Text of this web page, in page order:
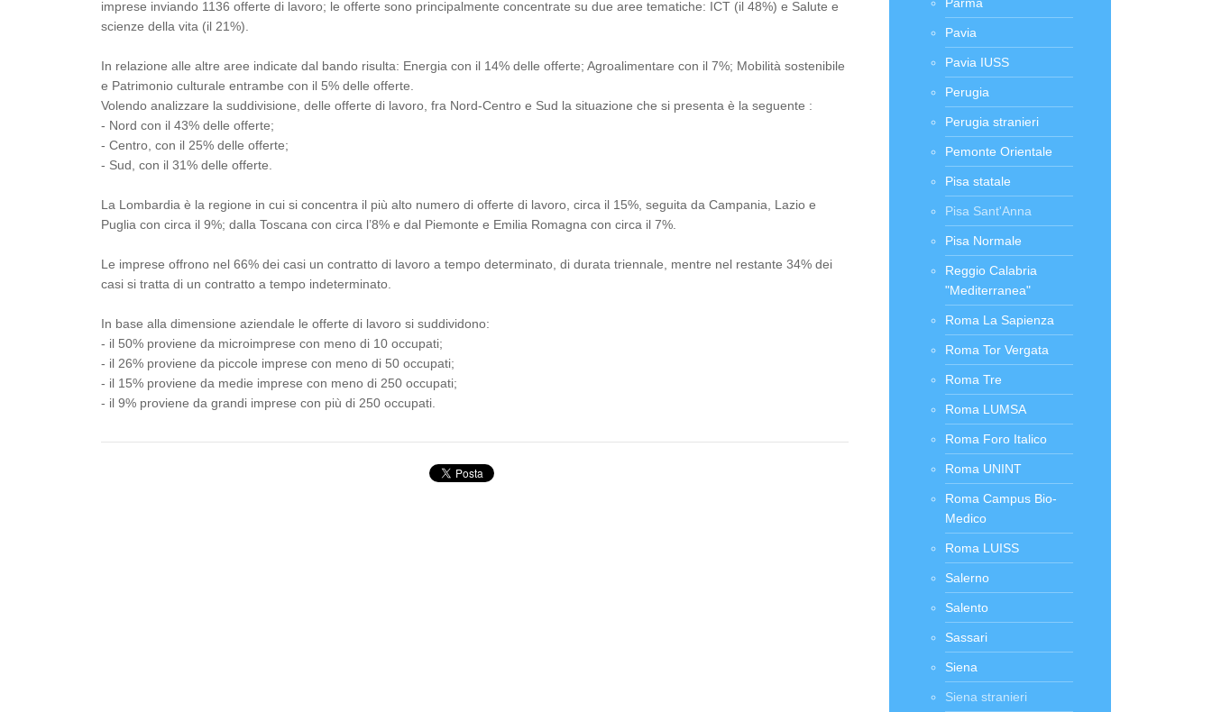
imprese inviando 1136 offerte di lavoro; le offerte sono principalmente concentrate su due aree tematiche: ICT (il 48%) e Salute e
scienze della vita (il 21%).
In relazione alle altre aree indicate dal bando risulta: Energia con il 14% delle offerte; Agroalimentare con il 7%; Mobilità sostenibile
e Patrimonio culturale entrambe con il 5% delle offerte.
Volendo analizzare la suddivisione, delle offerte di lavoro, fra Nord-Centro e Sud la situazione che si presenta è la seguente :
- Nord con il 43% delle offerte;
- Centro, con il 25% delle offerte;
- Sud, con il 31% delle offerte.
La Lombardia è la regione in cui si concentra il più alto numero di offerte di lavoro, circa il 15%, seguita da Campania, Lazio e
Puglia con circa il 9%; dalla Toscana con circa l’8% e dal Piemonte e Emilia Romagna con circa il 7%.
Le imprese offrono nel 66% dei casi un contratto di lavoro a tempo determinato, di durata triennale, mentre nel restante 34% dei
casi si tratta di un contratto a tempo indeterminato.
In base alla dimensione aziendale le offerte di lavoro si suddividono:
- il 50% proviene da microimprese con meno di 10 occupati;
- il 26% proviene da piccole imprese con meno di 50 occupati;
- il 15% proviene da medie imprese con meno di 250 occupati;
- il 9% proviene da grandi imprese con più di 250 occupati.
Pavia
Pavia IUSS
Perugia
Perugia stranieri
Pemonte Orientale
Pisa statale
Pisa Sant'Anna
Pisa Normale
Reggio Calabria
"Mediterranea"
Roma La Sapienza
Roma Tor Vergata
Roma Tre
Roma LUMSA
Roma Foro Italico
Roma UNINT
Roma Campus Bio-
Medico
Roma LUISS
Salerno
Salento
Sassari
Siena
Siena stranieri